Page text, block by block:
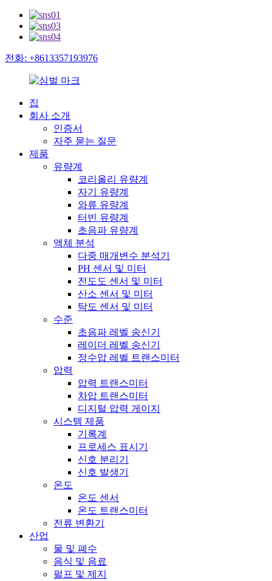
전화: +8613357193976
집
회사 소개
인증서
자주 묻는 질문
제품
유량계
코리올리 유량계
자기 유량계
와류 유량계
터빈 유량계
초음파 유량계
액체 분석
다중 매개변수 분석기
PH 센서 및 미터
전도도 센서 및 미터
산소 센서 및 미터
탁도 센서 및 미터
수준
초음파 레벨 송신기
레이더 레벨 송신기
정수압 레벨 트랜스미터
압력
압력 트랜스미터
차압 트랜스미터
디지털 압력 게이지
시스템 제품
기록계
프로세스 표시기
신호 분리기
신호 발생기
온도
온도 센서
온도 트랜스미터
전류 변환기
산업
물 및 폐수
음식 및 음료
펄프 및 제지